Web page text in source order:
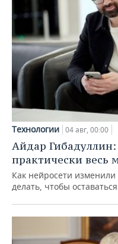
Технологии 04 авг, 00:00
Айдар
практически весь
Как нейросети
делать, чтобы